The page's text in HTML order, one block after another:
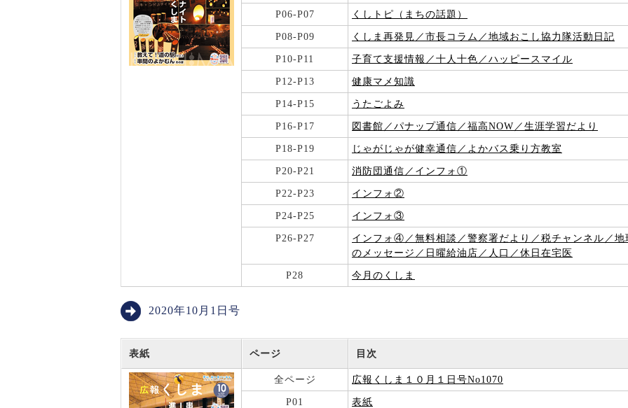
P06-P07 くしトピ（まちの話題）
P08-P09 くしま再発見／市長コラム／地域おこし協力隊活動日記
P10-P11 子育て支援情報／十人十色／ハッピースマイル
P12-P13 健康マメ知識
P14-P15 うたごよみ
P16-P17 図書館／パナップ通信／福高NOW／生涯学習だより
P18-P19 じゃがじゃが健幸通信／よかバス乗り方教室
P20-P21 消防団通信／インフォ①
P22-P23 インフォ②
P24-P25 インフォ③
P26-P27
インフォ④／無料相談／警察署だより／税チャンネル／地
のメッセージ／日曜給油店／人口／休日在宅医
P28 今月のくしま
2020年10月1日号
表紙 ページ 目次
全ページ 広報くしま１０月１日号No1070
P01 表紙